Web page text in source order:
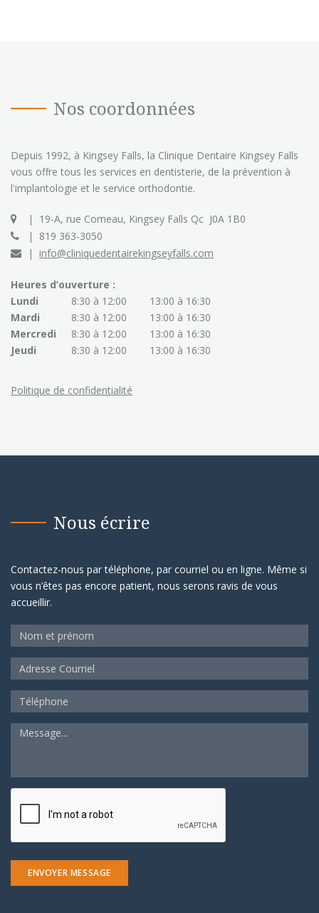
Nos coordonnées
Depuis 1992, à Kingsey Falls, la Clinique Dentaire Kingsey Falls
vous offre tous les services en dentisterie, de la prévention à
l'implantologie et le service orthodontie.
19-A, rue Comeau, Kingsey Falls Qc J0A 1B0
819 363-3050
info@cliniquedentairekingseyfalls.com
Heures d’ouverture :
Lundi
8:30 à 12:00
13:00 à 16:30
Mardi
8:30 à 12:00
13:00 à 16:30
Mercredi
8:30 à 12:00
13:00 à 16:30
Jeudi
8:30 à 12:00 13:00 à 16:30
Politique de confidentialité
Nous écrire
Contactez-nous par téléphone, par courriel ou en ligne. Même si
vous n’êtes pas encore patient, nous serons ravis de vous
accueillir.
ENVOYER MESSAGE